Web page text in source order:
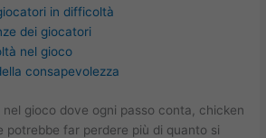
in difficoltà
dei giocatori
nel gioco
consapevolezza
gioco dove ogni passo conta, chicken
potrebbe far perdere più di quanto si